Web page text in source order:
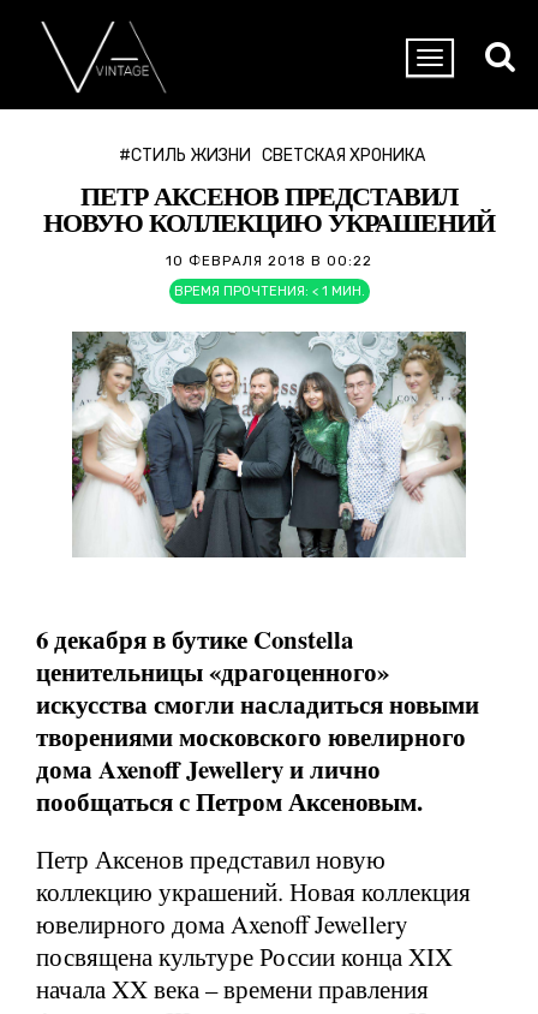
#СТИЛЬ ЖИЗНИ СВЕТСКАЯ ХРОНИКА
ПЕТР АКСЕНОВ ПРЕДСТАВИЛ
НОВУЮ КОЛЛЕКЦИЮ УКРАШЕНИЙ
10 ФЕВРАЛЯ 2018 В 00:22
ВРЕМЯ ПРОЧТЕНИЯ: < 1 МИН.
6 декабря в бутике Constella
ценительницы «драгоценного»
искусства смогли насладиться новыми
творениями московского ювелирного
дома Axenoff Jewellery и лично
пообщаться с Петром Аксеновым.
Петр Аксенов представил новую
коллекцию украшений. Новая коллекция
ювелирного дома Axenoff Jewellery
посвящена культуре России конца XIX
начала XX века – времени правления